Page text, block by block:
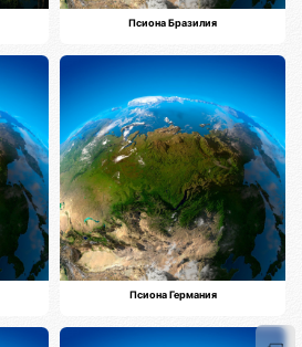
Псиона Бразилия
Псиона Германия